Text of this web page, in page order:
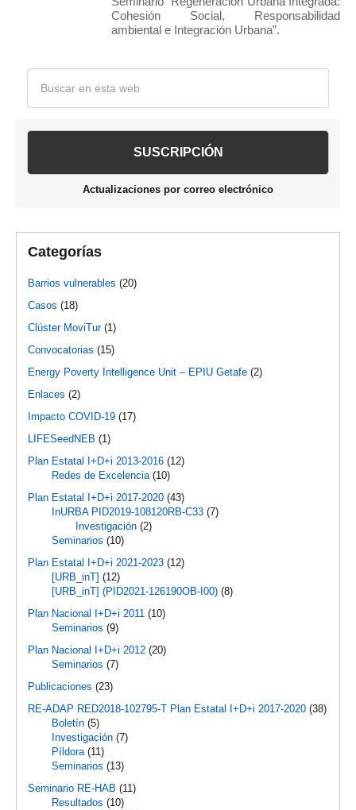
Cohesión Social, Responsabilidad
ambiental e Integración Urbana”.
Barra
lateral
principal
Actualizaciones por correo electrónico
Categorías
Barrios vulnerables (20)
Casos (18)
Clúster MoviTur(1)
Convocatorias (15)
Energy Poverty Intelligence Unit – EPIU Getafe (2)
Enlaces (2)
Impacto COVID-19 (17)
LIFESeedNEB (1)
Plan Estatal I+D+i 2013-2016 (12)
Redes de Excelencia(10)
Plan Estatal I+D+i 2017-2020 (43)
InURBA PID2019-108120RB-C33 (7)
Investigación (2)
Seminarios (10)
Plan Estatal I+D+i 2021-2023 (12)
[URB_inT] (12)
[URB_inT] (PID2021-126190OB-I00) (8)
Plan Nacional I+D+i 2011 (10)
Seminarios (9)
Plan Nacional I+D+i 2012 (20)
Seminarios (7)
Publicaciones (23)
RE-ADAP RED2018-102795-T Plan Estatal I+D+i 2017-2020 (38)
Boletín (5)
Investigación (7)
Píldora(11)
Seminarios (13)
Seminario RE-HAB (11)
Resultados (10)